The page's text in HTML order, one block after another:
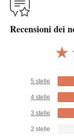
Recensioni dei
5 stelle
4 stelle
3 stelle
2 stelle